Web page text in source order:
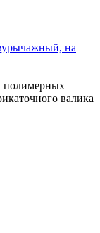
на
полимерных
валика